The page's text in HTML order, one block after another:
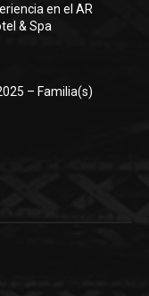
en el AR
& Spa
– Familia(s)